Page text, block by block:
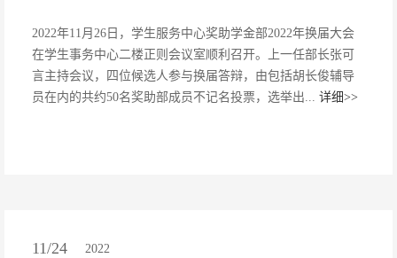
2022年11月26日，学生服务中心奖助学金部2022年换届大会
在学生事务中心二楼正则会议室顺利召开。上一任部长张可
言主持会议，四位候选人参与换届答辩，由包括胡长俊辅导
员在内的共约50名奖助部成员不记名投票，选举出... 详细>>
11/24 2022